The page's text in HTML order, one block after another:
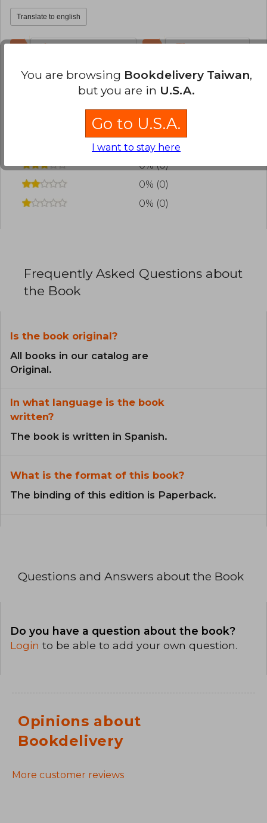
Translate to english
Have you read this book? Loginto add your
100% (2)
0% (0)
0% (0)
0% (0)
0% (0)
Frequently Asked Questions about
the Book
Is the book original?
All books in our catalog are
Original.
In what language is the book
written?
The book is written in Spanish.
What is the format of this book?
The binding of this edition is Paperback.
Questions and Answers about the Book
Do you have a question about the book?
Login to be able to add your own question.
Opinions about
Bookdelivery
More customer reviews
You are browsing Bookdelivery Taiwan,
but you are in U.S.A.
Go to U.S.A.
I want to stay here